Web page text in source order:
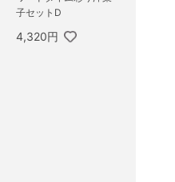
子セットD
4,320円